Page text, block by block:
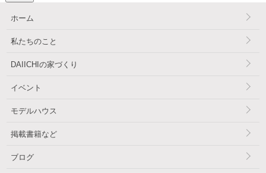
ホーム
私たちのこと
DAIICHIの家づくり
イベント
モデルハウス
掲載書籍など
ブログ